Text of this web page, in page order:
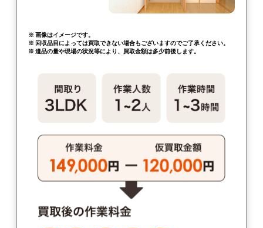
※ 画像はイメージです。
※ 回収品目によっては買取できない場合もございますのでご了承ください。
※ 遺品の量や現場の状況等により、買取金額は多少前後します。